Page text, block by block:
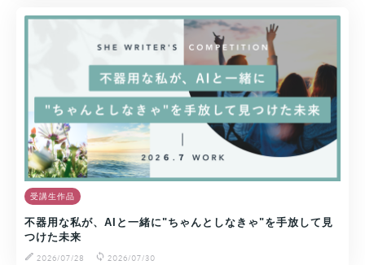
受講生作品
不器用な私が、AIと一緒に"ちゃんとしなきゃ"を手放して見
つけた未来
2026/07/28
2026/07/30